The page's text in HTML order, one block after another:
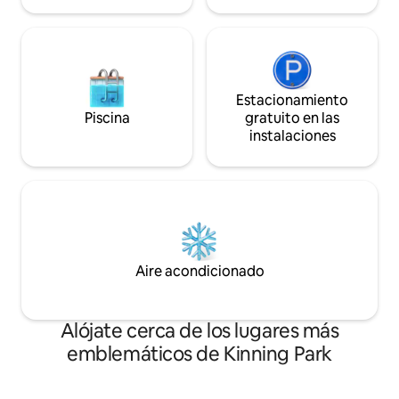
de aseo y toallas de felpa de cortesía.★
Piscina
Estacionamiento
gratuito en las
instalaciones
Aire acondicionado
Alójate cerca de los lugares más
emblemáticos de Kinning Park